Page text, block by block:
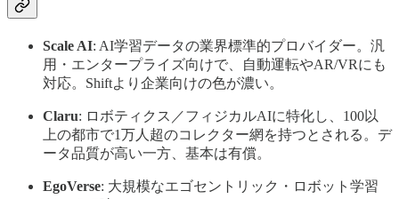
Scale AI: AI学習データの業界標準的プロバイダー。汎
用・エンタープライズ向けで、自動運転やAR/VRにも
対応。Shiftより企業向けの色が濃い。
Claru: ロボティクス／フィジカルAIに特化し、100以
上の都市で1万人超のコレクター網を持つとされる。デ
ータ品質が高い一方、基本は有償。
EgoVerse: 大規模なエゴセントリック・ロボット学習